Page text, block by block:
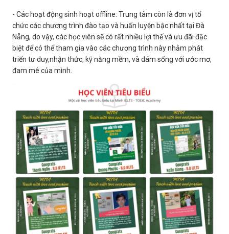
- Các hoạt động sinh hoạt offline: Trung tâm còn là đơn vị tổ
chức các chương trình đào tạo và huấn luyện bậc nhất tại Đà
Nẵng, do vậy, các học viên sẽ có rất nhiều lợi thế và ưu đãi đặc
biệt để có thể tham gia vào các chương trình này nhằm phát
triển tư duy,nhận thức, kỹ năng mềm, và dám sống với ước mơ,
đam mê của mình.